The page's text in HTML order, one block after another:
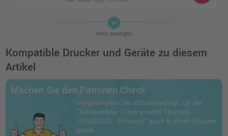
Kompatibler Toner ersetzt Lexmark
C950X2YG · Gelb
o. MwSt.
95,99 €
keyboard_arrow_down
mehr anzeigen
Kompatible Drucker und Geräte zu diesem
Artikel
Machen Sie den Patronen Check
Vergewissern Sie sich unbedingt, ob die
"Kompatibler Toner ersetzt Lexmark
C950X2KG · Schwarz" auch in Ihren Drucker
passt.